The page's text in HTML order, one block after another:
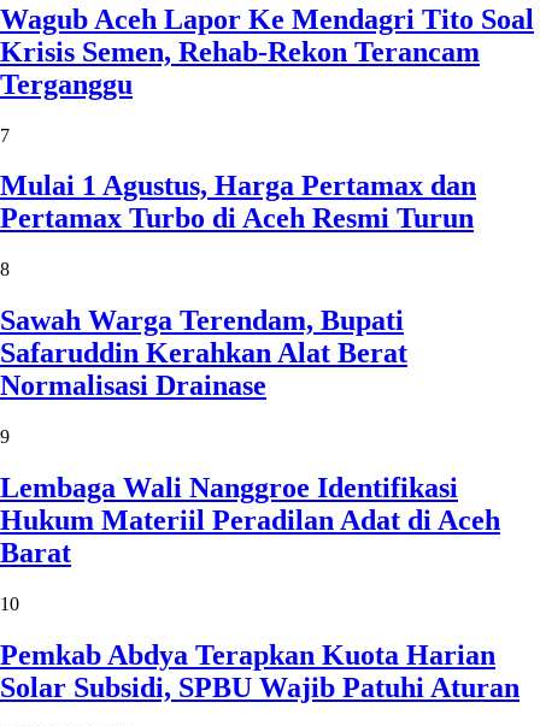
Wagub Aceh Lapor Ke Mendagri Tito Soal
Krisis Semen, Rehab-Rekon Terancam
Terganggu
7
Mulai 1 Agustus, Harga Pertamax dan
Pertamax Turbo di Aceh Resmi Turun
8
Sawah Warga Terendam, Bupati
Safaruddin Kerahkan Alat Berat
Normalisasi Drainase
9
Lembaga Wali Nanggroe Identifikasi
Hukum Materiil Peradilan Adat di Aceh
Barat
10
Pemkab Abdya Terapkan Kuota Harian
Solar Subsidi, SPBU Wajib Patuhi Aturan